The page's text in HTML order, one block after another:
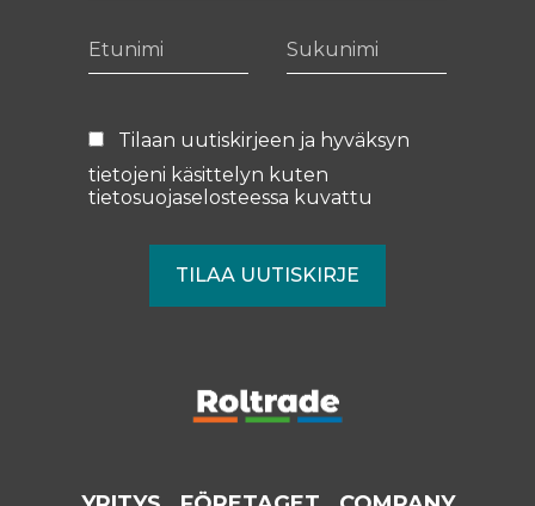
Tilaan uutiskirjeen ja hyväksyn
tietojeni käsittelyn kuten
tietosuojaselosteessa kuvattu